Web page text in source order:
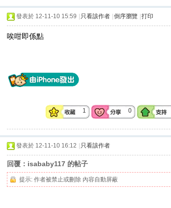
發表於 12-11-10 15:59 只看該作者 倒序瀏覽 打印
唉咁即係點
1 0
發表於 12-11-10 16:12 只看該作者
回覆：isababy117 的帖子
提示: 作者被禁止或刪除 內容自動屏蔽